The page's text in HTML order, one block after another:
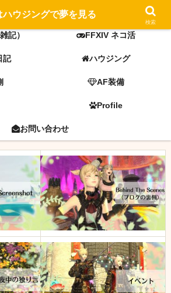
ミラプリ
記） FFXIV ネコ活
記 ハウジング
AF装備
Profile
お問い合わせ
ハウジングで夢を見る
検索